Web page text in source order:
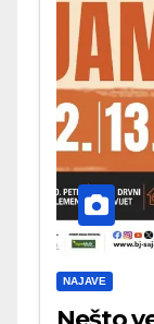
NAJAVE